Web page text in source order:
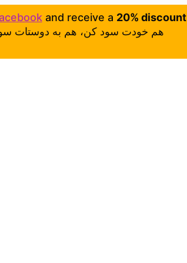
and receive a 20% discount
هم خودت سود کن، هم به دوستات